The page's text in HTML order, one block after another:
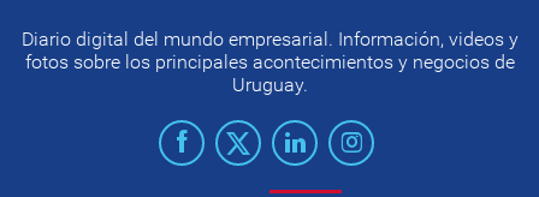
Diario digital del mundo empresarial. Información, videos y
fotos sobre los principales acontecimientos y negocios de
Uruguay.